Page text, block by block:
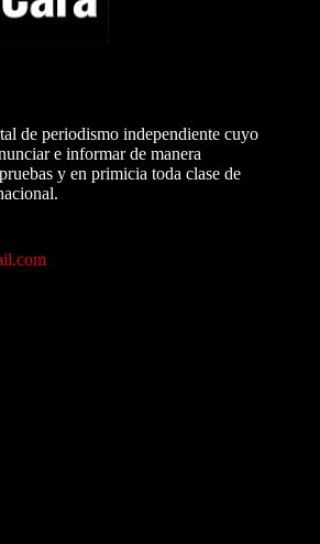
de periodismo independiente cuyo
e informar de manera
y en primicia toda clase de